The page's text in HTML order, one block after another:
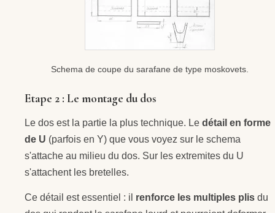
Schema de coupe du sarafane de type moskovets.
Etape 2 : Le montage du dos
Le dos est la partie la plus technique. Le détail en forme
de U (parfois en Y) que vous voyez sur le schema
s'attache au milieu du dos. Sur les extremites du U
s'attachent les bretelles.
Ce détail est essentiel : il renforce les multiples plis du